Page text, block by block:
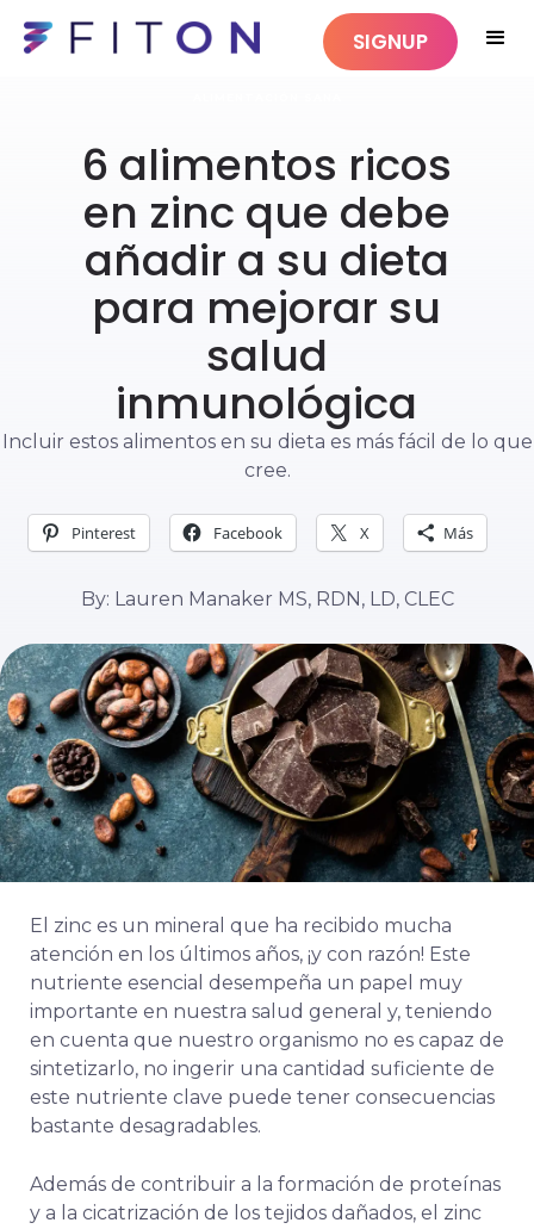
SIGNUP
6 alimentos ricos
en zinc que debe
añadir a su dieta
para mejorar su
salud
inmunológica
Incluir estos alimentos en su dieta es más fácil de lo que
cree.
Pinterest Facebook X Más
By: Lauren Manaker MS, RDN, LD, CLEC
El zinc es un mineral que ha recibido mucha
atención en los últimos años, ¡y con razón! Este
nutriente esencial desempeña un papel muy
importante en nuestra salud general y, teniendo
en cuenta que nuestro organismo no es capaz de
sintetizarlo, no ingerir una cantidad suficiente de
este nutriente clave puede tener consecuencias
bastante desagradables.
Además de contribuir a la formación de proteínas
y a la cicatrización de los tejidos dañados, el zinc